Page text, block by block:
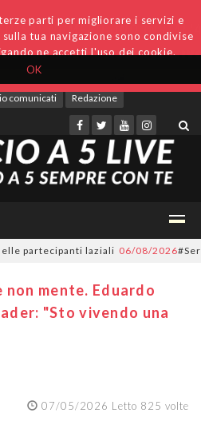
OK
parti per migliorare i servizi e
tua navigazione sono condivise
ne accetti l'uso dei cookie.
comunicati Redazione
laziali 06/08/2026
non mente. Eduardo
"Sto vivendo una
07/05/2026 Letto 825 volte